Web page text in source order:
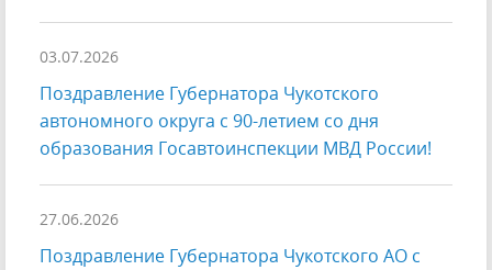
03.07.2026
Поздравление Губернатора Чукотского
автономного округа с 90-летием со дня
образования Госавтоинспекции МВД России!
27.06.2026
Поздравление Губернатора Чукотского АО с